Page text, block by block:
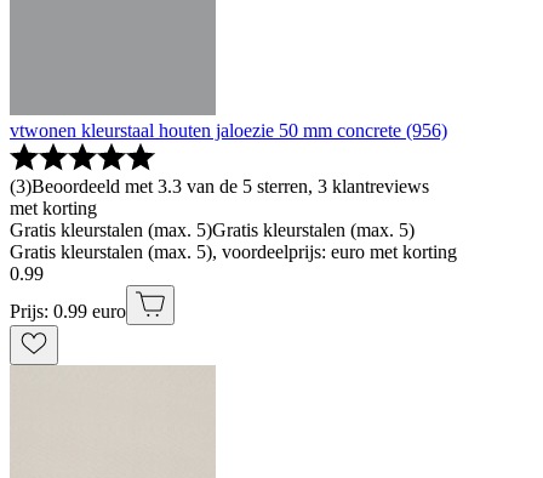
vtwonen kleurstaal houten jaloezie 50 mm concrete (956)
(3)Beoordeeld met 3.3 van de 5 sterren, 3 klantreviews
met korting
Gratis kleurstalen (max. 5)Gratis kleurstalen (max. 5)
Gratis kleurstalen (max. 5), voordeelprijs: euro met korting
0.99
Prijs: 0.99 euro